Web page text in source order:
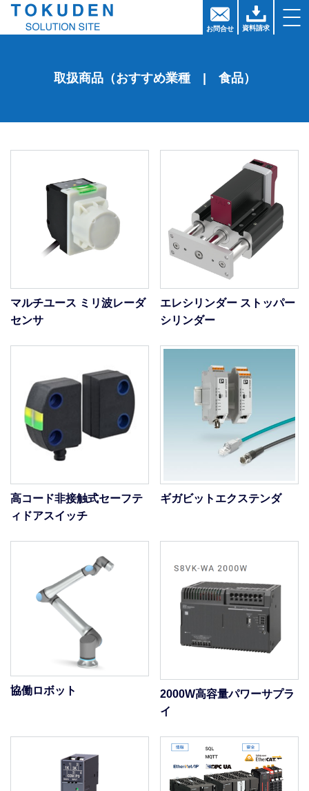
お問合せ 資料請求
取扱商品（おすすめ業種 | 食品）
マルチユース ミリ波レーダ
センサ
エレシリンダー ストッパー
シリンダー
高コード非接触式セーフテ
ィドアスイッチ
ギガビットエクステンダ
協働ロボット
2000W高容量パワーサプラ
イ